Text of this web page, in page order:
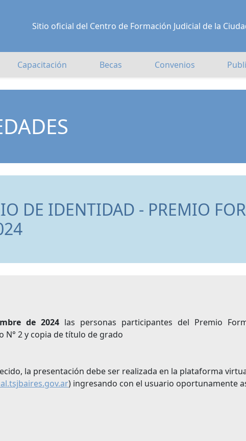
Sitio oficial del Centro de Formación Judicial de la
Capacitación Becas Convenios
DE IDENTIDAD - PREMIO
de 2024 las personas participantes del Premio
2 y copia de título de grado
la presentación debe ser realizada en la plataforma
) ingresando con el usuario oportunamente